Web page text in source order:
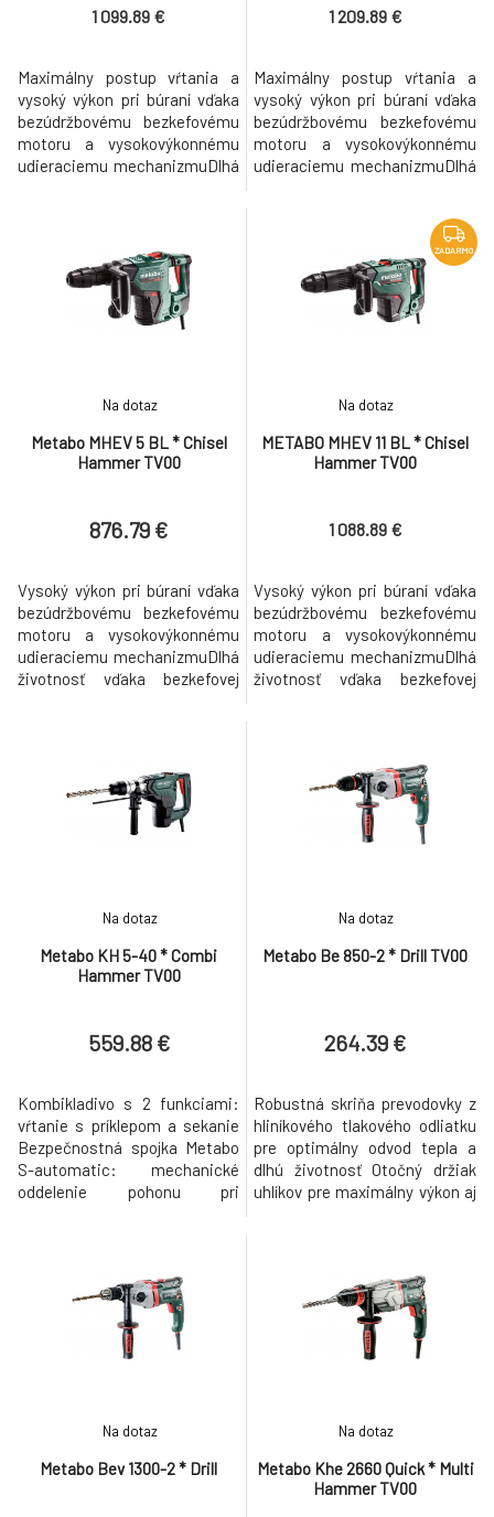
1 099.89 €
Maximálny postup vŕtania a
vysoký výkon pri búraní vďaka
bezúdržbovému bezkefovému
motoru a vysokovýkonnému
udieraciemu mechanizmuDlhá
odliatku prevodovky a
motoraKombikladivo s 2
funkciami: vŕtanie s príklepom
a sekanieMetabo VibraTech
1 209.89 €
Maximálny postup vŕtania a
vysoký výkon pri búraní vďaka
bezúdržbovému bezkefovému
motoru a vysokovýkonnému
udieraciemu mechanizmuDlhá
telesu z hliníkového tlakového
odliatku prevodovky a
motoraKombikladivo s 2
funkciami: vŕtanie s príklepom
a sekanieMetabo VibraTech
Metabo MHEV 5 BL * Chisel
Hammer TV00
Na dotaz
876.79 €
Vysoký výkon pri búraní vďaka
bezúdržbovému bezkefovému
motoru a vysokovýkonnému
udieraciemu mechanizmuDlhá
životnosť vďaka bezkefovej
(MVT) s dvojitým tlmením:
Oddelená rukoväť a
vyvažovacia hmota pohlcujúca
ZADARMO
METABO MHEV 11 BL * Chisel
Hammer TV00
Na dotaz
1 088.89 €
Vysoký výkon pri búraní vďaka
bezúdržbovému bezkefovému
motoru a vysokovýkonnému
udieraciemu mechanizmuDlhá
životnosť vďaka bezkefovej
motoraMetabo VibraTech
(MVT) s dvojitým tlmením:
Oddelená rukoväť a
vyvažovacia hmota pohlcujúca
Metabo KH 5-40 * Combi
Hammer TV00
Na dotaz
559.88 €
Kombikladivo s 2 funkciami:
vŕtanie s príklepom a sekanie
Bezpečnostná spojka Metabo
S-automatic: mechanické
oddelenie pohonu pri
tlakového odliatku pre
optimálny odvod tepla a dlhú
životnosť Parametre Max.
úderová energia (EPTA) 8.5 J
Metabo Be 850-2 * Drill TV00
Na dotaz
264.39 €
Robustná skriňa prevodovky z
hliníkového tlakového odliatku
pre optimálny odvod tepla a
dlhú životnosť Otočný držiak
uhlíkov pre maximálny výkon aj
pre prácu s otáčkami
primeranými pre materiál
Nastavovacie koliesko na
predvoľbu počtu otáčok
Metabo Bev 1300-2 * Drill
Na dotaz
Metabo Khe 2660 Quick * Multi
Hammer TV00
Na dotaz